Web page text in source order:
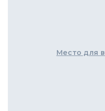
Место для